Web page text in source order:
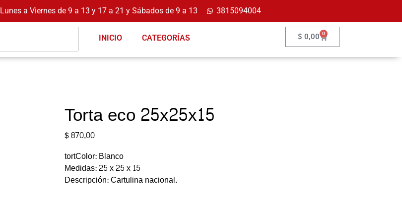
Lunes a Viernes de 9 a 13 y 17 a 21 y Sábados de 9 a 13 3815094004
INICIO CATEGORÍAS $ 0,00 0
Torta eco 25x25x15
$870,00
tortColor: Blanco
Medidas: 25 x 25 x 15
Descripción: Cartulina nacional.